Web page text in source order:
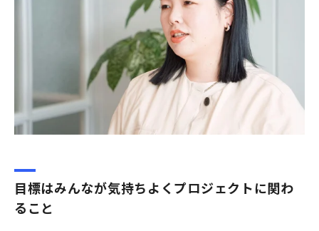
目標はみんなが気持ちよくプロジェクトに関わ
ること